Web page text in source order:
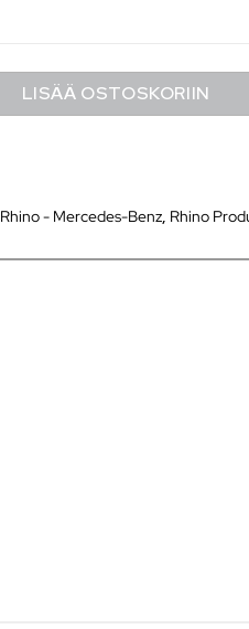
LISÄÄ OSTOSKORIIN
Rhino - Mercedes-Benz Rhino